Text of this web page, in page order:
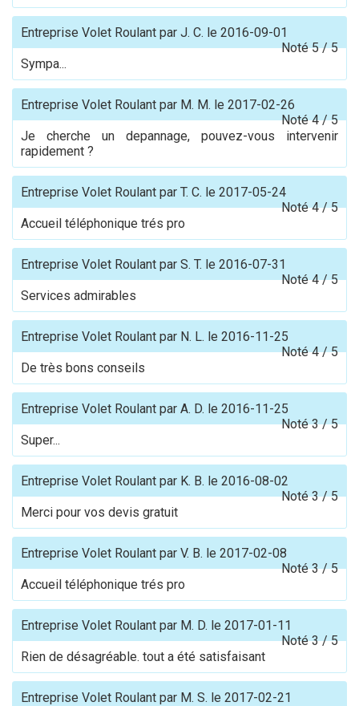
Entreprise Volet Roulant par J. C. le 2016-09-01
Noté5/5
Sympa...
Entreprise Volet Roulant par M. M. le 2017-02-26
Noté4/5
Je cherche un depannage, pouvez-vous intervenir
rapidement ?
Entreprise Volet Roulant par T. C. le 2017-05-24
Noté4/5
Accueil téléphonique trés pro
Entreprise Volet Roulant par S. T. le 2016-07-31
Noté4/5
Services admirables
Entreprise Volet Roulant par N. L. le 2016-11-25
Noté4/5
De très bons conseils
Entreprise Volet Roulant par A. D. le 2016-11-25
Noté3/5
Super...
Entreprise Volet Roulant par K. B. le 2016-08-02
Noté3/5
Merci pour vos devis gratuit
Entreprise Volet Roulant par V. B. le 2017-02-08
Noté3/5
Accueil téléphonique trés pro
Entreprise Volet Roulant par M. D. le 2017-01-11
Noté3/5
Rien de désagréable. tout a été satisfaisant
Entreprise Volet Roulant par M. S. le 2017-02-21